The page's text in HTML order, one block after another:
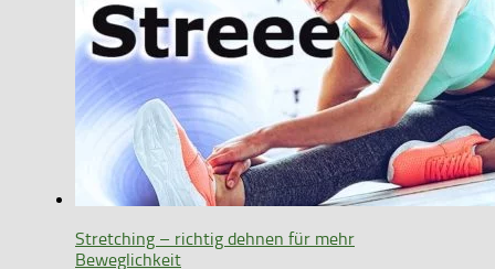
Stretching – richtig dehnen für mehr
Beweglichkeit